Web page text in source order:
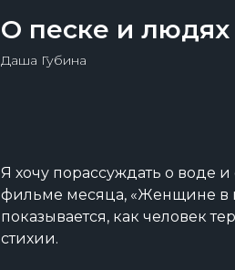
О песке и людях
Даша Губина
Я хочу порассуждать о воде
фильме месяца, «Женщине в
показывается, как человек
стихии.